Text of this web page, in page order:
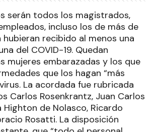
serán todos los magistrados,
incluso los de más de
recibido al menos una
del COVID-19. Quedan
mujeres embarazadas y los que
que los hagan “más
La acordada fue rubricada
Carlos Rosenkrantz, Juan Carlos
Highton de Nolasco, Ricardo
Rosatti. La disposición